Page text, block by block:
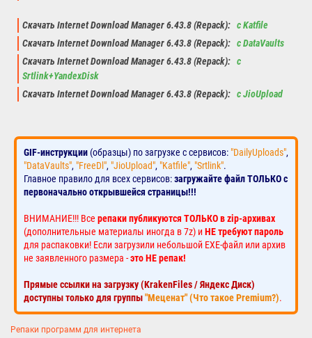
Скачать Internet Download Manager 6.43.8 (Repack): с Katfile
Скачать Internet Download Manager 6.43.8 (Repack): с DataVaults
Скачать Internet Download Manager 6.43.8 (Repack): с
Srtlink+YandexDisk
Скачать Internet Download Manager 6.43.8 (Repack): с JioUpload
GIF-инструкции (образцы) по загрузке с сервисов: "DailyUploads",
"DataVaults", "FreeDl", "JioUpload", "Katfile", "Srtlink".
Главное правило для всех сервисов:загружайте файл ТОЛЬКО с
первоначально открывшейся страницы!!!
ВНИМАНИЕ!!! Все репаки публикуются ТОЛЬКО в zip-архивах
(дополнительные материалы иногда в 7z) иНЕ требуют пароль
для распаковки! Если загрузили небольшой EXE-файл или архив
не заявленного размера -это НЕ репак!
Прямые ссылки на загрузку (KrakenFiles / Яндекс Диск)
доступны только для группы"Меценат" (Что такое Premium?).
Репаки программ для интернета